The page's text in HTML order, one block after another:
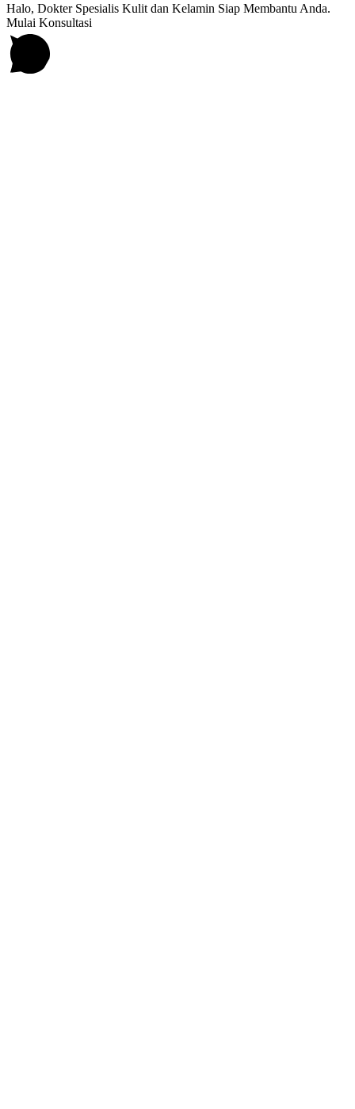
Halo, Dokter Spesialis Kulit dan Kelamin Siap Membantu Anda.
Mulai Konsultasi